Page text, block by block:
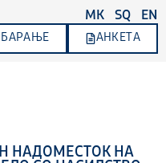
MK SQ EN
АНКЕТА
НАДОМЕСТОК НА